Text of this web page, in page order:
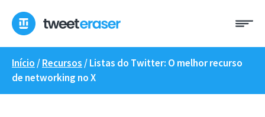
para
conteúdo
Início /Recursos /Listas do Twitter: O melhor recurso
de networking no X